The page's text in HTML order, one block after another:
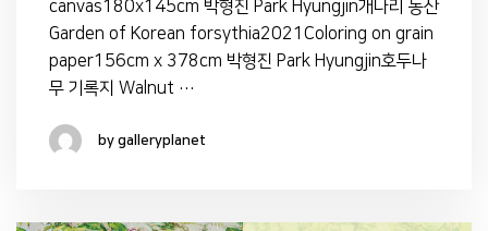
canvas180x145cm 박형진 Park Hyungjin개나리 동산
Garden of Korean forsythia2021Coloring on grain
paper156cm x 378cm 박형진 Park Hyungjin호두나
무 기록지 Walnut …
by galleryplanet